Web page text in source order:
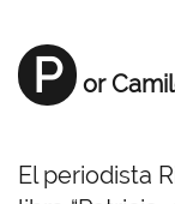
A
pp m
P or
El periodista